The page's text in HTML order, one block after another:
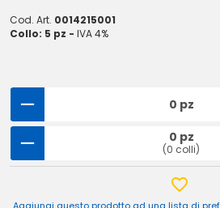
Cod. Art. 0014215001
Collo: 5 pz - IVA 4%
0 pz
0 pz
(0 colli)